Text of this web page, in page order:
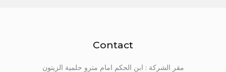
Contact
مقر الشركة : ابن الحكم امام مترو حلمية الزيتون